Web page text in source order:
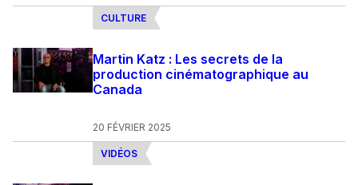
CULTURE
Martin Katz : Les secrets de la
production cinématographique au
Canada
20 FÉVRIER 2025
VIDÉOS